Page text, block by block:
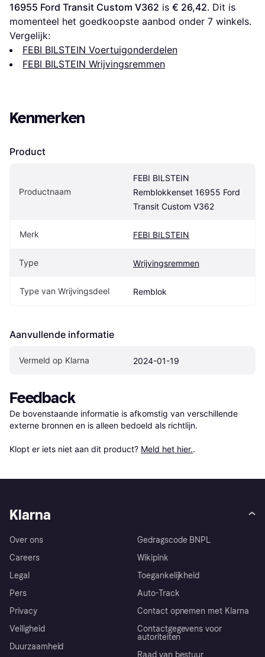
16955 Ford Transit Custom V362 is € 26,42. Dit is
momenteel het goedkoopste aanbod onder 7 winkels.
Vergelijk:
FEBI BILSTEIN Voertuigonderdelen
FEBI BILSTEIN Wrijvingsremmen
Kenmerken
Product
Productnaam
FEBI BILSTEIN
Remblokkenset 16955 Ford
Transit Custom V362
Merk FEBI BILSTEIN
Type Wrijvingsremmen
Type van Wrijvingsdeel Remblok
Aanvullende informatie
Vermeld op Klarna 2024-01-19
Feedback
De bovenstaande informatie is afkomstig van verschillende
externe bronnen en is alleen bedoeld als richtlijn.
Klopt er iets niet aan dit product? Meld het hier..
Klarna
Over ons
Careers
Legal
Pers
Privacy
Veiligheid
Duurzaamheid
Gedragscode BNPL
Wikipink
Toegankelijkheid
Auto-Track
Contact opnemen met Klarna
Contactgegevens voor
autoriteiten